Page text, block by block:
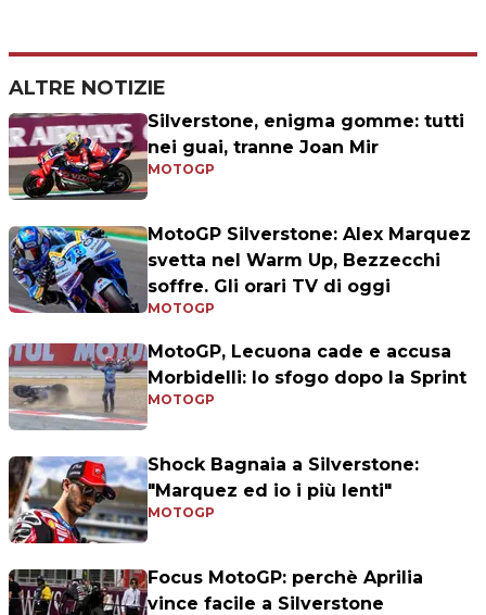
ALTRE NOTIZIE
Silverstone, enigma gomme: tutti
nei guai, tranne Joan Mir
MOTOGP
MotoGP Silverstone: Alex Marquez
svetta nel Warm Up, Bezzecchi
soffre. Gli orari TV di oggi
MOTOGP
MotoGP, Lecuona cade e accusa
Morbidelli: lo sfogo dopo la Sprint
MOTOGP
Shock Bagnaia a Silverstone:
"Marquez ed io i più lenti"
MOTOGP
Focus MotoGP: perchè Aprilia
vince facile a Silverstone